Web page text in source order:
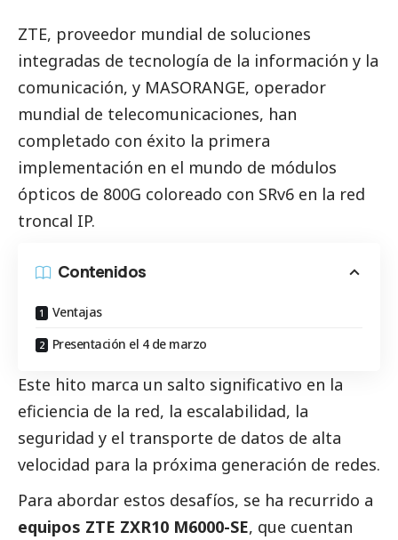
ZTE, proveedor mundial de soluciones
integradas de tecnología de la información y la
comunicación, y MASORANGE, operador
mundial de telecomunicaciones, han
completado con éxito la primera
implementación en el mundo de módulos
ópticos de 800G coloreado con SRv6 en la red
troncal IP.
Contenidos
Ventajas
Presentación el 4 de marzo
Este hito marca un salto significativo en la
eficiencia de la red, la escalabilidad, la
seguridad y el transporte de datos de alta
velocidad para la próxima generación de redes.
Para abordar estos desafíos, se ha recurrido a
equipos ZTE ZXR10 M6000-SE, que cuentan